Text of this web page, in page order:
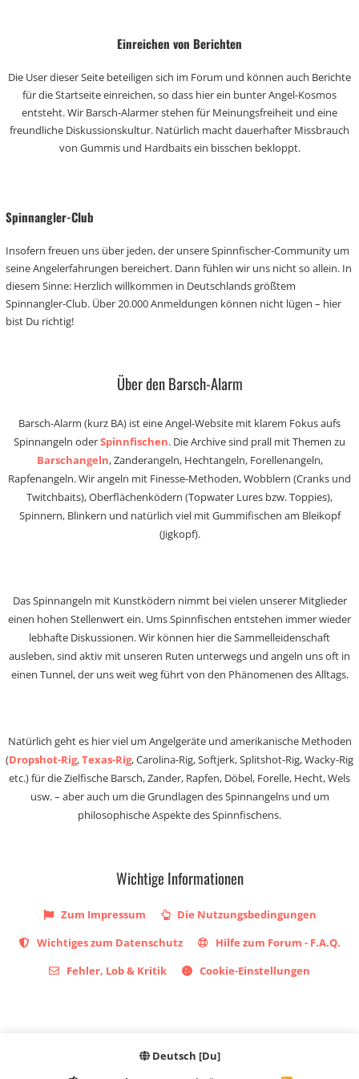
Einreichen von Berichten
Die User dieser Seite beteiligen sich im Forum und können auch Berichte
für die Startseite einreichen, so dass hier ein bunter Angel-Kosmos
entsteht. Wir Barsch-Alarmer stehen für Meinungsfreiheit und eine
freundliche Diskussionskultur. Natürlich macht dauerhafter Missbrauch
von Gummis und Hardbaits ein bisschen bekloppt.
Spinnangler-Club
Insofern freuen uns über jeden, der unsere Spinnfischer-Community um
seine Angelerfahrungen bereichert. Dann fühlen wir uns nicht so allein. In
diesem Sinne: Herzlich willkommen in Deutschlands größtem
Spinnangler-Club. Über 20.000 Anmeldungen können nicht lügen – hier
bist Du richtig!
Über den Barsch-Alarm
Barsch-Alarm (kurz BA) ist eine Angel-Website mit klarem Fokus aufs
Spinnangeln oderSpinnfischen. Die Archive sind prall mit Themen zu
Barschangeln, Zanderangeln, Hechtangeln, Forellenangeln,
Rapfenangeln. Wir angeln mit Finesse-Methoden, Wobblern (Cranks und
Twitchbaits), Oberflächenködern (Topwater Lures bzw. Toppies),
Spinnern, Blinkern und natürlich viel mit Gummifischen am Bleikopf
(Jigkopf).
Das Spinnangeln mit Kunstködern nimmt bei vielen unserer Mitglieder
einen hohen Stellenwert ein. Ums Spinnfischen entstehen immer wieder
lebhafte Diskussionen. Wir können hier die Sammelleidenschaft
ausleben, sind aktiv mit unseren Ruten unterwegs und angeln uns oft in
einen Tunnel, der uns weit weg führt von den Phänomenen des Alltags.
Natürlich geht es hier viel um Angelgeräte und amerikanische Methoden
(Dropshot-Rig,Texas-Rig, Carolina-Rig, Softjerk, Splitshot-Rig, Wacky-Rig
etc.) für die Zielfische Barsch, Zander, Rapfen, Döbel, Forelle, Hecht, Wels
usw. – aber auch um die Grundlagen des Spinnangelns und um
philosophische Aspekte des Spinnfischens.
Wichtige Informationen
Zum Impressum
Die Nutzungsbedingungen
Wichtiges zum Datenschutz
Hilfe zum Forum - F.A.Q.
Fehler, Lob & Kritik
Cookie-Einstellungen
Deutsch [Du]